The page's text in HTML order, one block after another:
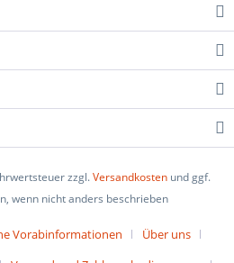
zzgl.Versandkosten und ggf.
wenn nicht anders beschrieben
Vorabinformationen
Über uns